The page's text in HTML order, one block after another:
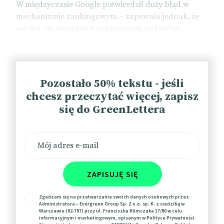
W międzyczasie Google potwierdził duży błąd w
mechanizmie rankingowym – zapewnia jednak, że
nie jest on związany z najnowszym update’em.
Developers
Walmart zarabia miliardy na
Największy detalista na świecie zanotował 30-proc.
wzrost obrotów rok do roku z tytułu sprzedaży
ostatniego raportu finansowego spółki. Firma nie
podaje konkretnych liczb dla tej kategorii
Pozostało 50% tekstu - jeśli
chcesz przeczytać więcej, zapisz
się do GreenLettera
ZAPISUJĘ SIĘ
Zgadzam się na przetwarzanie swoich danych osobowych przez
Administratora – Evergreen Group Sp. Z o.o. sp. K. z siedzibą w
Warszawie (02-797) przy ul. Franciszka Klimczaka 17/80 w celu
informacyjnym i marketingowym, opisanym wPolityce Prywatności.